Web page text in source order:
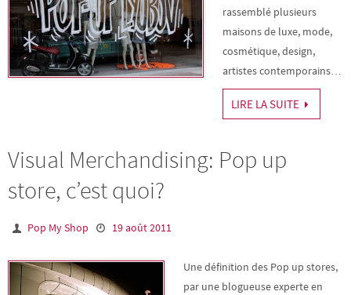
rassemblé plusieurs
maisons de luxe, mode,
cosmétique, design,
artistes contemporains…
LIRE LA SUITE
Visual Merchandising: Pop up
store, c’est quoi?
Pop My Shop 19 août 2011
Une définition des Pop up stores,
par une blogueuse experte en